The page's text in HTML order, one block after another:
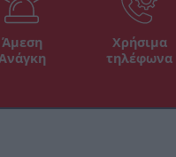
Άμεση
Χρήσιμα
τηλέφωνα